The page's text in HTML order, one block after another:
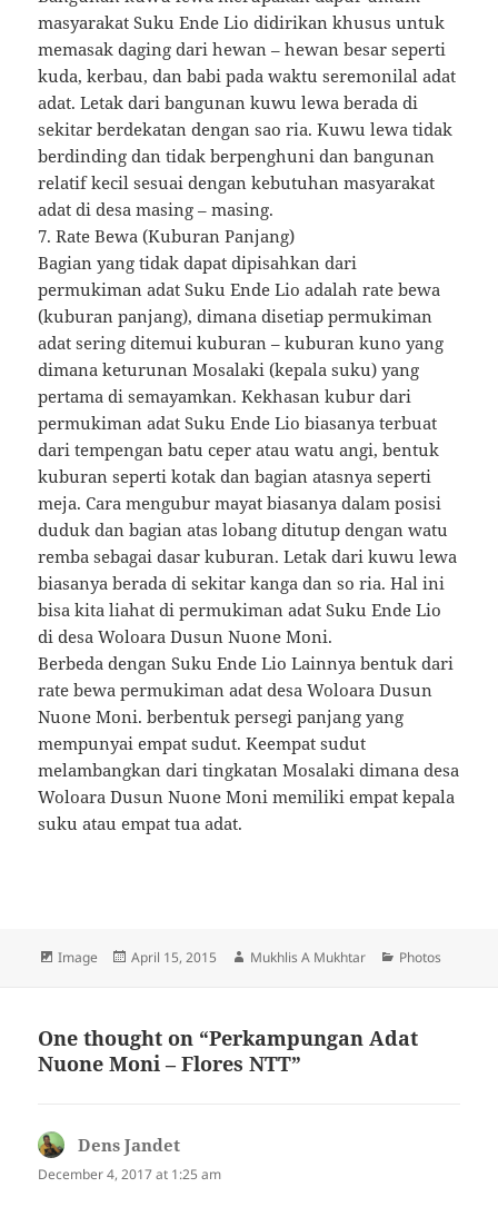
masyarakat Suku Ende Lio didirikan khusus untuk
memasak daging dari hewan – hewan besar seperti
kuda, kerbau, dan babi pada waktu seremonilal adat
adat. Letak dari bangunan kuwu lewa berada di
sekitar berdekatan dengan sao ria. Kuwu lewa tidak
berdinding dan tidak berpenghuni dan bangunan
relatif kecil sesuai dengan kebutuhan masyarakat
adat di desa masing – masing.
7. Rate Bewa (Kuburan Panjang)
Bagian yang tidak dapat dipisahkan dari
permukiman adat Suku Ende Lio adalah rate bewa
(kuburan panjang), dimana disetiap permukiman
adat sering ditemui kuburan – kuburan kuno yang
dimana keturunan Mosalaki (kepala suku) yang
pertama di semayamkan. Kekhasan kubur dari
permukiman adat Suku Ende Lio biasanya terbuat
dari tempengan batu ceper atau watu angi, bentuk
kuburan seperti kotak dan bagian atasnya seperti
meja. Cara mengubur mayat biasanya dalam posisi
duduk dan bagian atas lobang ditutup dengan watu
remba sebagai dasar kuburan. Letak dari kuwu lewa
biasanya berada di sekitar kanga dan so ria. Hal ini
bisa kita liahat di permukiman adat Suku Ende Lio
di desa Woloara Dusun Nuone Moni.
Berbeda dengan Suku Ende Lio Lainnya bentuk dari
rate bewa permukiman adat desa Woloara Dusun
Nuone Moni. berbentuk persegi panjang yang
mempunyai empat sudut. Keempat sudut
melambangkan dari tingkatan Mosalaki dimana desa
Woloara Dusun Nuone Moni memiliki empat kepala
suku atau empat tua adat.
Format
Image
Posted
April 15, 2015 Author
Mukhlis A Mukhtar Categories
Photos
One thought on “Perkampungan Adat
Nuone Moni – Flores NTT”
Dens Jandet
December 4, 2017 at 1:25 am